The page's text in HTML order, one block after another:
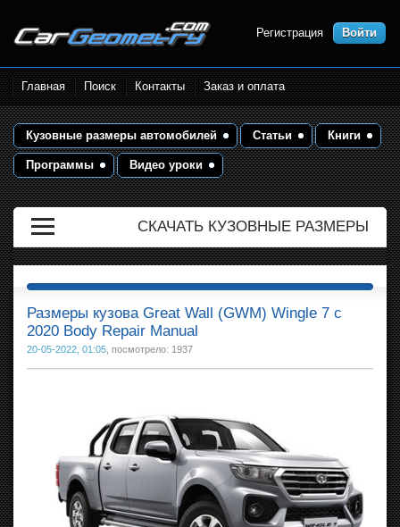
Размеры кузова автомобилей.
Контрольные точки и кузовные
размеры. Геометрия кузова
Регистрация Войти
Главная Поиск Контакты Заказ и оплата
Кузовные размеры автомобилей Статьи Книги
Программы Видео уроки
СКАЧАТЬ КУЗОВНЫЕ РАЗМЕРЫ
Размеры кузова Great Wall (GWM) Wingle 7 с
2020 Body Repair Manual
20-05-2022, 01:05 , посмотрело: 1937